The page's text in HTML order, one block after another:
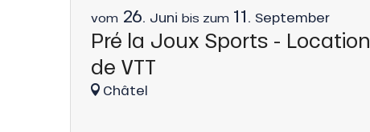
vom 26. Juni bis zum 11. September
Pré la Joux Sports - Location
de VTT
Châtel